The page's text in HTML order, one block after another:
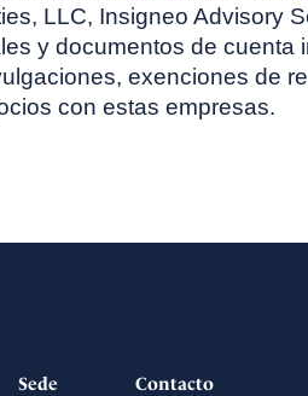
LLC, Insigneo Advisory
y documentos de
exenciones de
con estas empresas.
Sede Contacto